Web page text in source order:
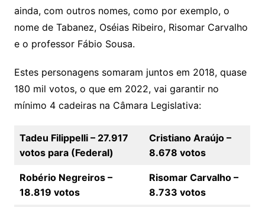
ainda, com outros nomes, como por exemplo, o
nome de Tabanez, Oséias Ribeiro, Risomar Carvalho
e o professor Fábio Sousa.
Estes personagens somaram juntos em 2018, quase
180 mil votos, o que em 2022, vai garantir no
mínimo 4 cadeiras na Câmara Legislativa:
Tadeu Filippelli – 27.917
votos para (Federal)
Cristiano Araújo –
8.678 votos
Robério Negreiros –
18.819 votos
Risomar Carvalho –
8.733 votos